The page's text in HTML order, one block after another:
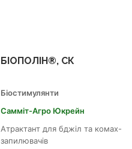
БІОПОЛІН®, СК
Біостимулянти
Самміт-Агро Юкрейн
Атрактант для бджіл та комах-
запилювачів